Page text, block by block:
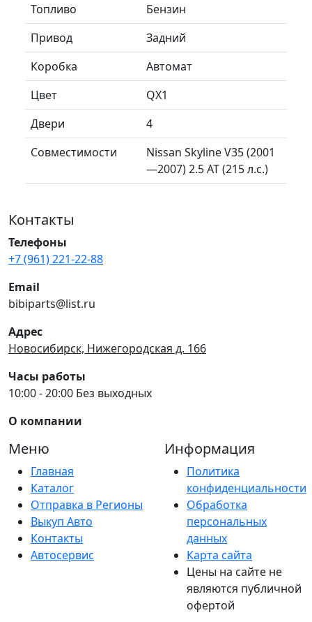
Топливо
Бензин
Привод
Задний
Коробка
Автомат
Цвет
QX1
Двери
4
Совместимости
Nissan Skyline V35 (2001
—2007) 2.5 AT (215 л.с.)
Контакты
Телефоны
+7 (961) 221-22-88
Email
bibiparts@list.ru
Адрес
Новосибирск, Нижегородская д. 166
Часы работы
10:00 - 20:00 Без выходных
О компании
Меню
Главная
Каталог
Отправка в Регионы
Выкуп Авто
Контакты
Автосервис
Информация
Политика
конфиденциальности
Обработка
персональных
данных
Карта сайта
Цены на сайте не
являются публичной
офертой